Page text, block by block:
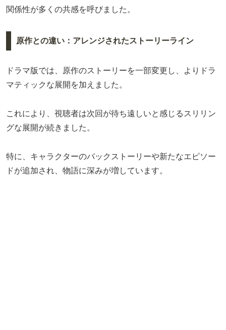
関係性が多くの共感を呼びました。
原作との違い：アレンジされたストーリーライン
ドラマ版では、原作のストーリーを一部変更し、よりドラ
マティックな展開を加えました。
これにより、視聴者は次回が待ち遠しいと感じるスリリン
グな展開が続きました。
特に、キャラクターのバックストーリーや新たなエピソー
ドが追加され、物語に深みが増しています。